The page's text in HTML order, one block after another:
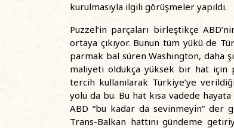
kurulmasıyla ilgili görüşmeler yapıldı.
Puzzel’in parçaları birleştikçe
ortaya çıkıyor. Bunun tüm yükü de
parmak bal süren Washington, daha
maliyeti oldukça yüksek bir hat için
tercih kullanılarak Türkiye’ye
yolu da bu. Bu hat kısa vadede
ABD “bu kadar da sevinmeyin” der
Trans-Balkan hattını gündeme